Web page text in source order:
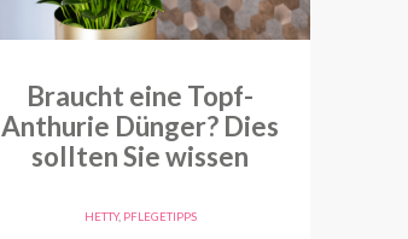
Braucht eine Topf-
Anthurie Dünger? Dies
sollten Sie wissen
HETTY, PFLEGETIPPS